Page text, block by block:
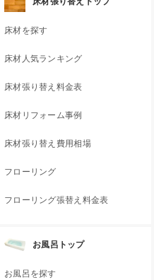
床材を探す
床材人気ランキング
床材張り替え料金表
床材リフォーム事例
床材張り替え費用相場
フローリング
フローリング張替え料金表
お風呂トップ
お風呂を探す